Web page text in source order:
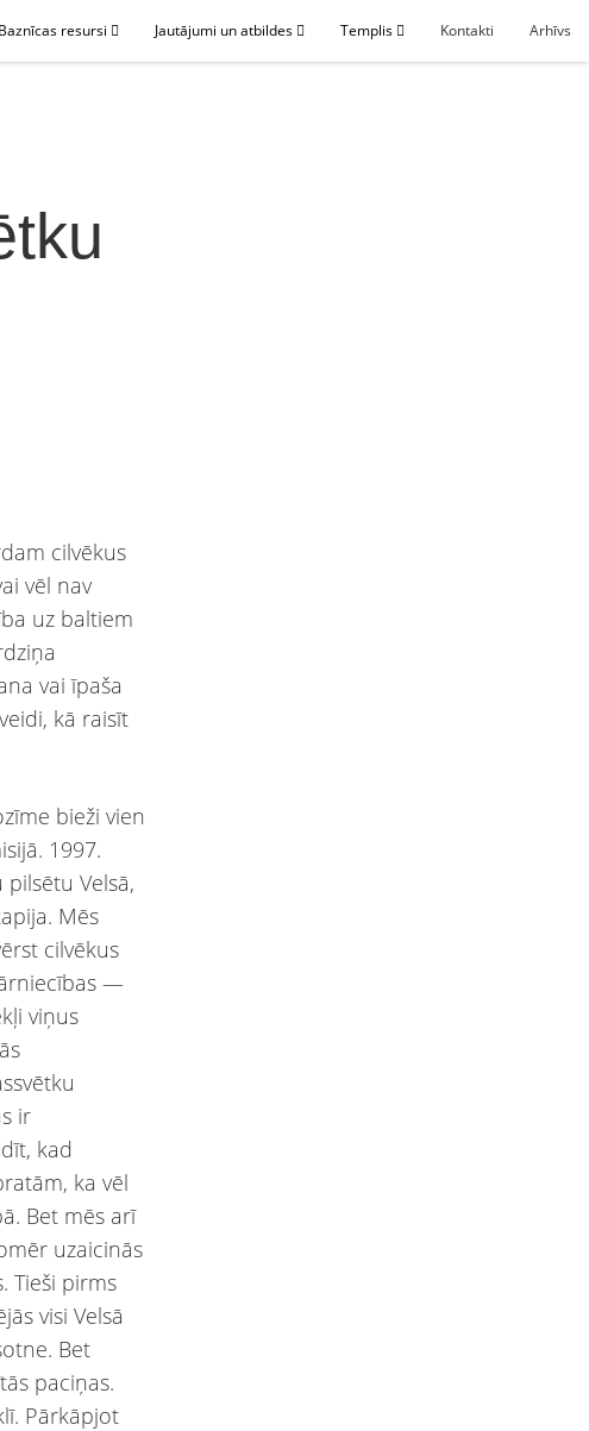
Baznīcas resursi Jautājumi un atbildes Templis Kontakti Arhīvs
cilvēkus
vēl nav
uz baltiem
vai īpaša
kā raisīt
bieži vien
1997.
Velsā,
Mēs
cilvēkus
—
viņus
ir
kad
ka vēl
Bet mēs arī
uzaicinās
Tieši pirms
visi Velsā
Bet
paciņas.
Pārkāpjot